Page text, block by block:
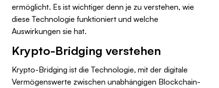
ermöglicht. Es ist wichtiger denn je zu verstehen, wie
diese Technologie funktioniert und welche
Auswirkungen sie hat.
Krypto-Bridging verstehen
Krypto-Bridging ist die Technologie, mit der digitale
Vermögenswerte zwischen unabhängigen Blockchain-